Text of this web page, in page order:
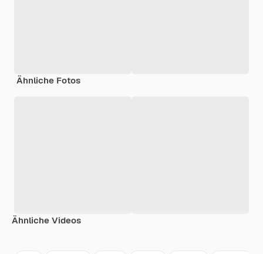
Ähnliche Fotos
Ähnliche Videos